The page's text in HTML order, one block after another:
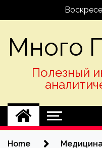
Много
Полезный
Home
Медицина